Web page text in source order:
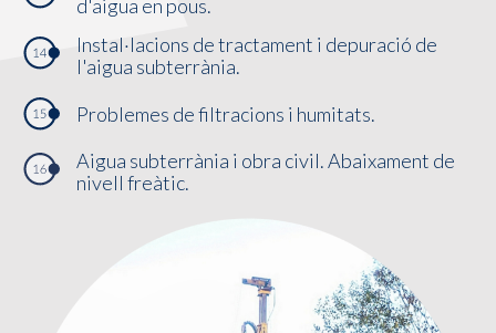
d'aigua en pous.
Instal·lacions de tractament i depuració de
l'aigua subterrània.
Problemes de filtracions i humitats.
Aigua subterrània i obra civil. Abaixament de
nivell freàtic.